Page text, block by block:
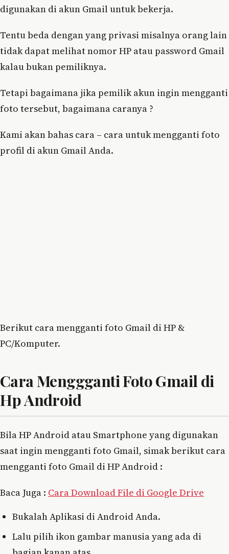
digunakan di akun Gmail untuk bekerja.
Tentu beda dengan yang privasi misalnya orang lain
tidak dapat melihat nomor HP atau password Gmail
kalau bukan pemiliknya.
Tetapi bagaimana jika pemilik akun ingin mengganti
foto tersebut, bagaimana caranya ?
Kami akan bahas cara – cara untuk mengganti foto
profil di akun Gmail Anda.
Berikut cara mengganti foto Gmail di HP &
PC/Komputer.
Cara Menggganti Foto Gmail di
Hp Android
Bila HP Android atau Smartphone yang digunakan
saat ingin mengganti foto Gmail, simak berikut cara
mengganti foto Gmail di HP Android :
Baca Juga : Cara Download File di Google Drive
Bukalah Aplikasi di Android Anda.
Lalu pilih ikon gambar manusia yang ada di